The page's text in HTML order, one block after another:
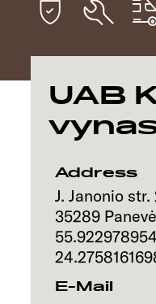
Vind
Ontdek
UAB
Address
J. Janonio str.
35289
E-Mail